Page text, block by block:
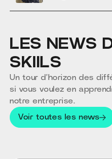
LES NEWS
SKIILS
Un tour d’horizon des
si vous voulez en
notre entreprise.
Voir toutes les news